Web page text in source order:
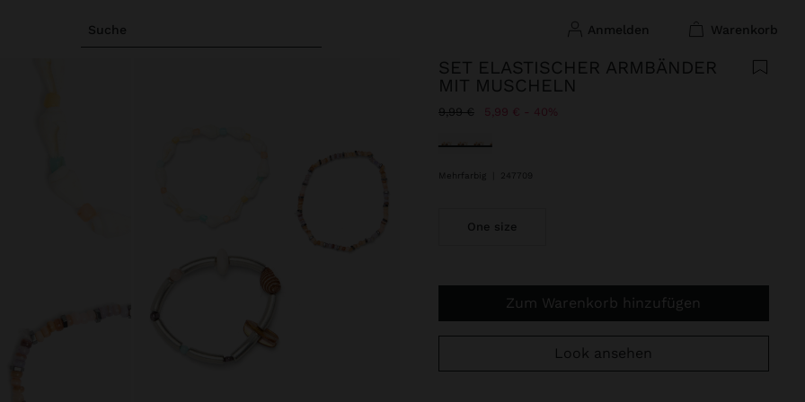
Suche anmelden warenkorb
SET ELASTISCHER ARMBÄNDER
MIT MUSCHELN
Preis reduziert ab
9,99 €bis5,99 € 40%
ausgewählt
Mehrfarbig 247709
One size
Zum Warenkorb hinzufügen
Look ansehen